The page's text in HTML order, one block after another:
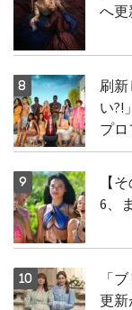
へ更
刷
い?!
プロ
【
6、
「
更新